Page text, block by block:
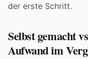
der erste Schritt.
Selbst gemacht
Aufwand im